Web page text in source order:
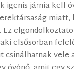
igenis járnia kell
elsősorban
csinálhatnak vele